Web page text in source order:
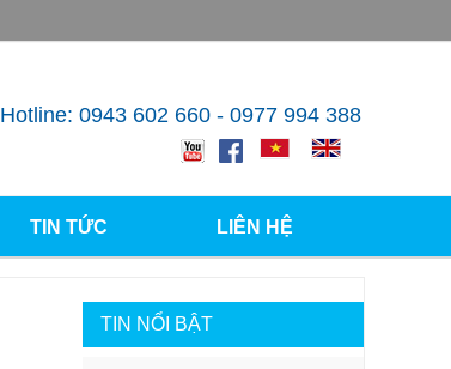
Hotline: 0943 602 660 - 0977 994 388
TIN TỨC LIÊN HỆ
TIN NỔI BẬT